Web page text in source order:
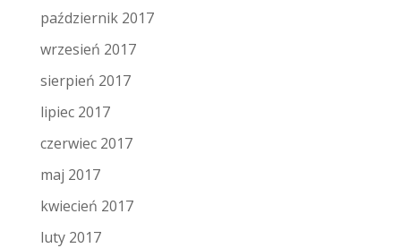
październik 2017
wrzesień 2017
sierpień 2017
lipiec 2017
czerwiec 2017
maj 2017
kwiecień 2017
luty 2017